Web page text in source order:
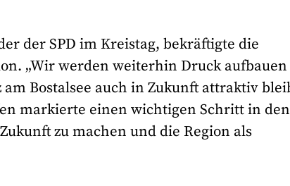
der SPD im Kreistag, bekräftigte die
„Wir werden weiterhin Druck
Bostalsee auch in Zukunft attraktiv
markierte einen wichtigen Schritt in den
zu machen und die Region als